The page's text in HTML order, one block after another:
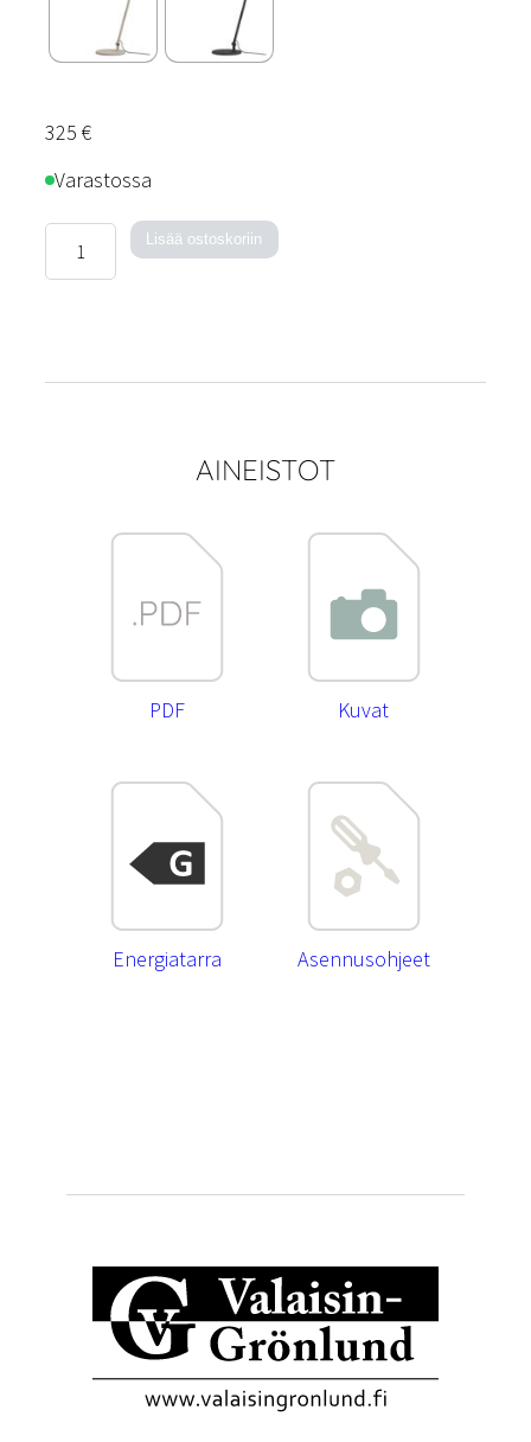
325 €
Varastossa
pöytävalaisin
Lisää ostoskoriin
AINEISTOT
PDF Kuvat
Energiatarra Asennusohjeet